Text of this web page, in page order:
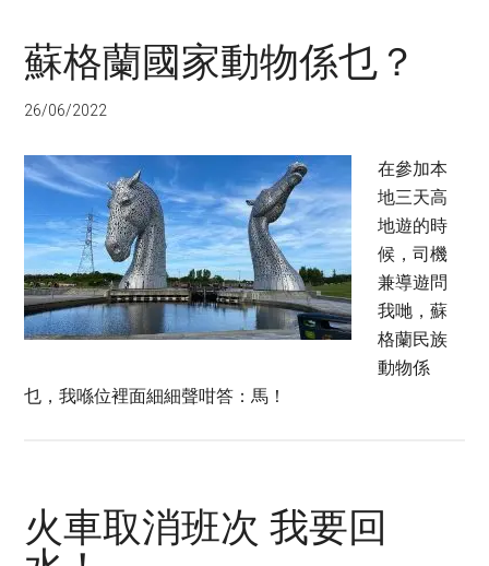
蘇格蘭國家動物係乜？
26/06/2022
在參加本
地三天高
地遊的時
候，司機
兼導遊問
我哋，蘇
格蘭民族
動物係
乜，我喺位裡面細細聲咁答：馬！
火車取消班次 我要回